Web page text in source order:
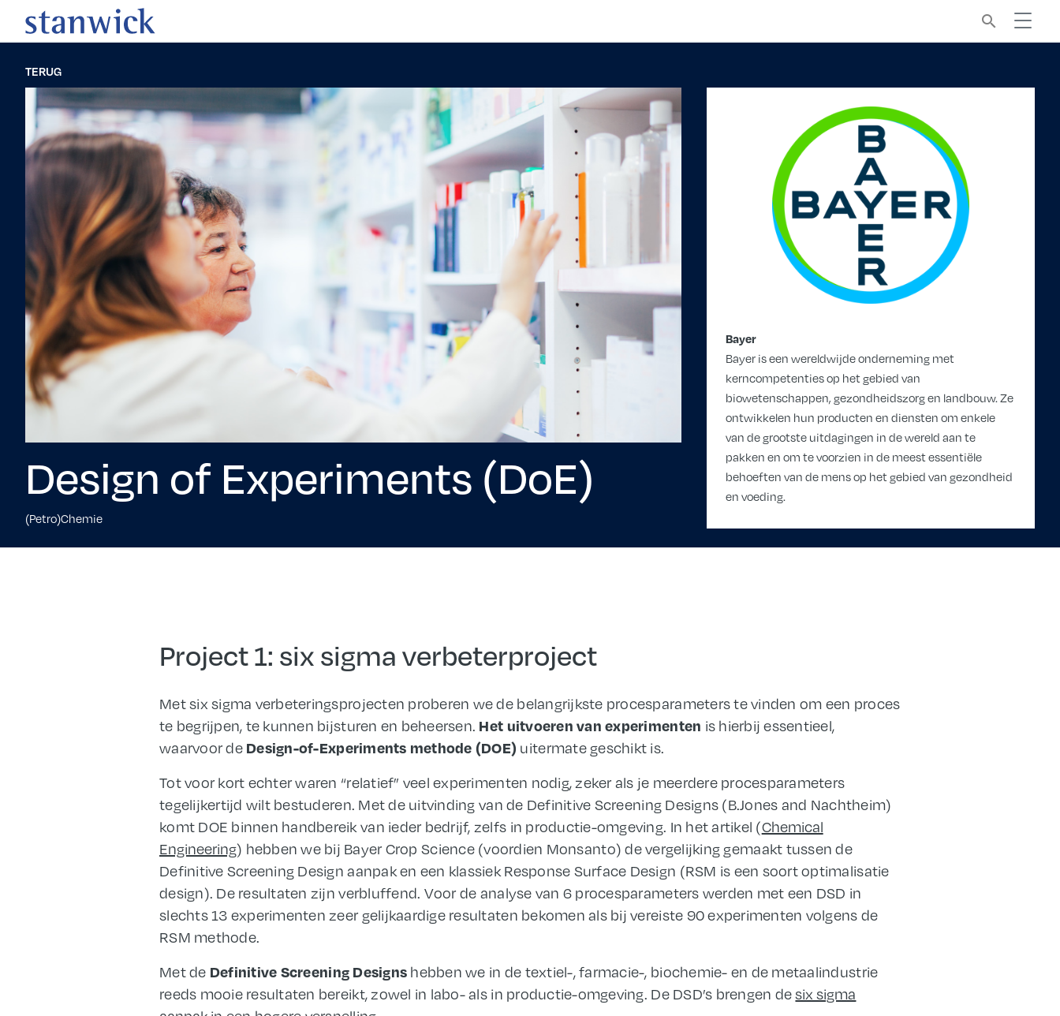
search
TERUG
Design of Experiments (DoE)
(Petro)Chemie
Bayer
Bayer is een wereldwijde onderneming met
kerncompetenties op het gebied van
biowetenschappen, gezondheidszorg en landbouw. Ze
ontwikkelen hun producten en diensten om enkele
van de grootste uitdagingen in de wereld aan te
pakken en om te voorzien in de meest essentiële
behoeften van de mens op het gebied van gezondheid
en voeding.
Project 1: six sigma verbeterproject
Met six sigma verbeteringsprojecten proberen we de belangrijkste procesparameters te vinden om een proces
te begrijpen, te kunnen bijsturen en beheersen. Het uitvoeren van experimenten is hierbij essentieel,
waarvoor de Design-of-Experiments methode (DOE) uitermate geschikt is.
Tot voor kort echter waren “relatief” veel experimenten nodig, zeker als je meerdere procesparameters
tegelijkertijd wilt bestuderen. Met de uitvinding van de Definitive Screening Designs (B.Jones and Nachtheim)
komt DOE binnen handbereik van ieder bedrijf, zelfs in productie-omgeving. In het artikel (Chemical
Engineering) hebben we bij Bayer Crop Science (voordien Monsanto) de vergelijking gemaakt tussen de
Definitive Screening Design aanpak en een klassiek Response Surface Design (RSM is een soort optimalisatie
design). De resultaten zijn verbluffend. Voor de analyse van 6 procesparameters werden met een DSD in
slechts 13 experimenten zeer gelijkaardige resultaten bekomen als bij vereiste 90 experimenten volgens de
RSM methode.
Met de Definitive Screening Designs hebben we in de textiel-, farmacie-, biochemie- en de metaalindustrie
reeds mooie resultaten bereikt, zowel in labo- als in productie-omgeving. De DSD’s brengen desix sigma